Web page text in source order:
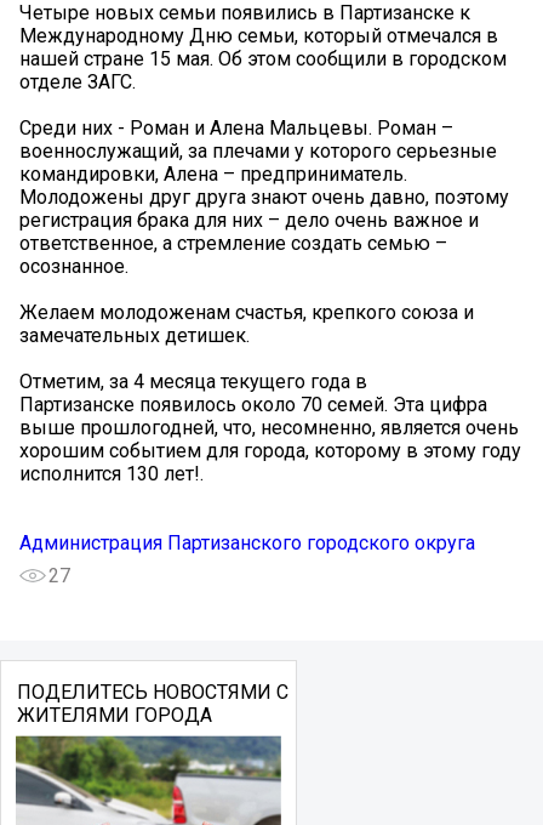
Четыре новых семьи появились в Партизанске к
Международному Дню семьи, который отмечался в
нашей стране 15 мая. Об этом сообщили в городском
отделе ЗАГС.
Среди них - Роман и Алена Мальцевы. Роман –
военнослужащий, за плечами у которого серьезные
командировки, Алена – предприниматель.
Молодожены друг друга знают очень давно, поэтому
регистрация брака для них – дело очень важное и
ответственное, а стремление создать семью –
осознанное.
Желаем молодоженам счастья, крепкого союза и
замечательных детишек.
Отметим, за 4 месяца текущего года в
Партизанске появилось около 70 семей. Эта цифра
выше прошлогодней, что, несомненно, является очень
хорошим событием для города, которому в этому году
исполнится 130 лет!.
Администрация Партизанского городского округа
27
ПОДЕЛИТЕСЬ НОВОСТЯМИ С
ЖИТЕЛЯМИ ГОРОДА